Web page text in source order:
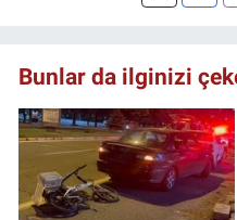
muhabirlik
Bunlar da ilginizi